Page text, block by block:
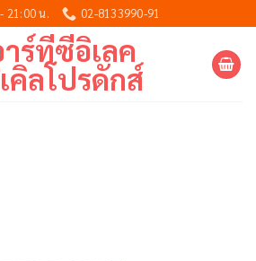
21:00 น. 02-8133990-91